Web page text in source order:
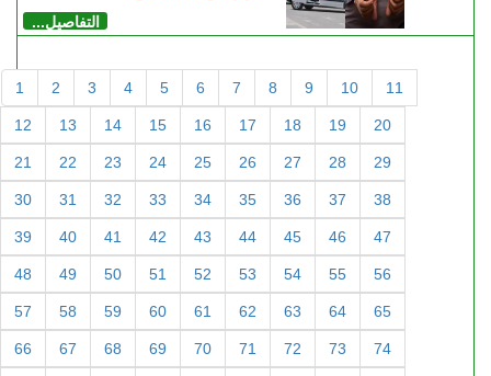
التفاصيل...
1 2 3 4 5 6 7 8 9 10 11
12 13 14 15 16 17 18 19 20
21 22 23 24 25 26 27 28 29
30 31 32 33 34 35 36 37 38
39 40 41 42 43 44 45 46 47
48 49 50 51 52 53 54 55 56
57 58 59 60 61 62 63 64 65
66 67 68 69 70 71 72 73 74